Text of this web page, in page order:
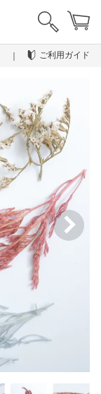
ご利用ガイド